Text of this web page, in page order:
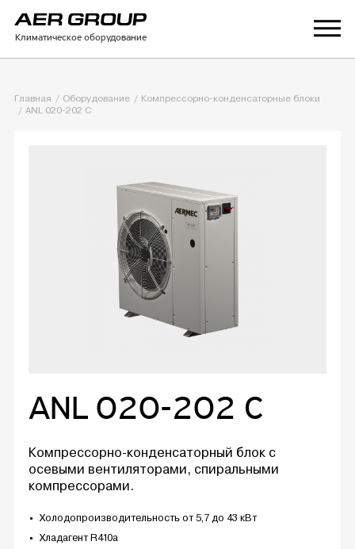
Климатическое оборудование
Главная Оборудование
Компрессорно-конденсаторные блоки
ANL 020-202 C
ANL 020-202 C
Компрессорно-конденсаторный блок с
осевыми вентиляторами, спиральными
компрессорами.
Холодопроизводительность от 5,7 до 43 кВт
Хладагент R410a